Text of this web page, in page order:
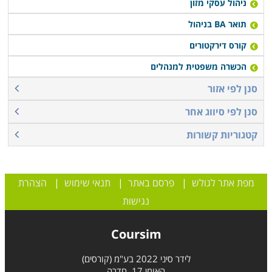
ניהול עסקי מזון
תואר BA בניהול
קורס דירקטורים
הכשרה משפטית למנהלים
סנן לפי אזור
סנן לפי סיווג אחר
קטגוריות קשורות
מפת אתר לגולש |פרסם באתר | תנאי שימוש | הצהרת
נגישות
Coursim
לידר סיני 2022 בע"מ (קורסים)